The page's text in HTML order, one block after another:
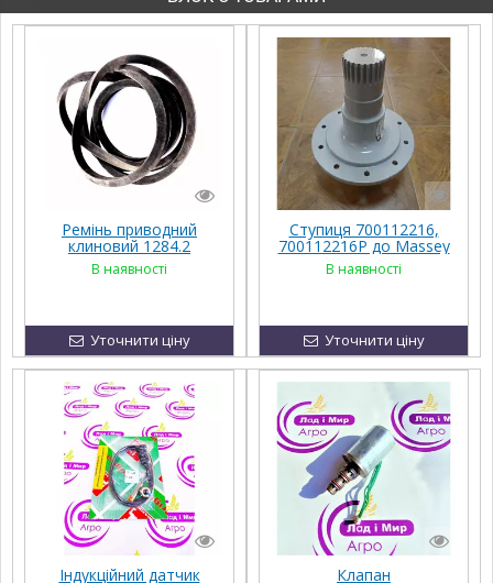
Ремінь приводний
клиновий 1284.2
В наявності
Уточнити ціну
Ступиця 700112216,
700112216P до Massey
Ferguson, FENDT,
Challenger, Agco Parts
В наявності
Уточнити ціну
Індукційний датчик Клапан